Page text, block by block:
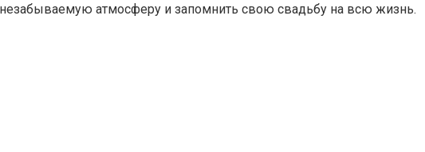
атмосферу и запомнить свою свадьбу на всю жизнь.